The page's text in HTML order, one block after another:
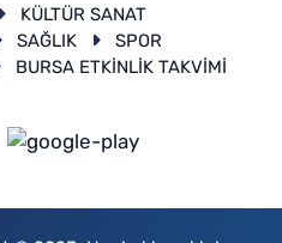
KÜLTÜR SANAT
SAĞLIK
SPOR
BURSA ETKİNLİK TAKVİMİ